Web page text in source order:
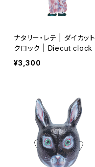
ナタリー・レテ | ダイカット
クロック | Diecut clock G
ardener rabbit
¥3,300